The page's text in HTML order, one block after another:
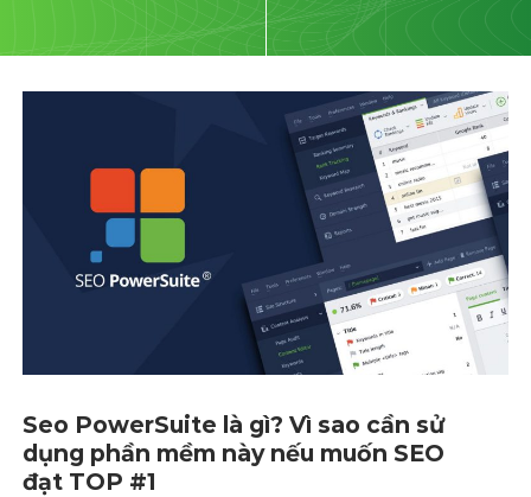
Seo PowerSuite là gì? Vì sao cần sử
dụng phần mềm này nếu muốn SEO
đạt TOP #1